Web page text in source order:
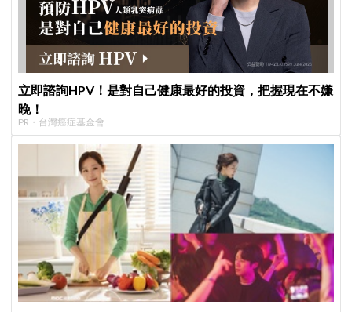
立即諮詢HPV！是對自己健康最好的投資，把握現在不嫌
晚！
PR・台灣癌症基金會